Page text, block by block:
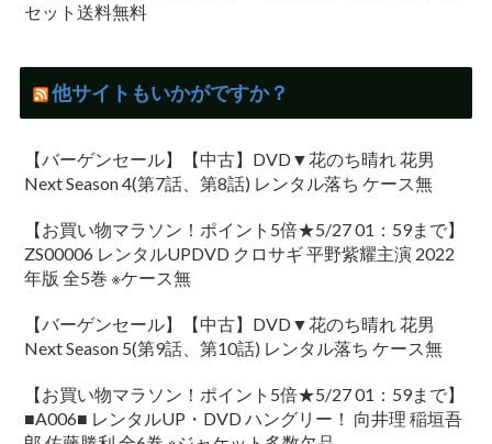
セット送料無料
他サイトもいかがですか？
【バーゲンセール】【中古】DVD▼花のち晴れ 花男
Next Season 4(第7話、第8話) レンタル落ち ケース無
【お買い物マラソン！ポイント5倍★5/27 01：59まで】
ZS00006 レンタルUPDVD クロサギ 平野紫耀主演 2022
年版 全5巻 ※ケース無
【バーゲンセール】【中古】DVD▼花のち晴れ 花男
Next Season 5(第9話、第10話) レンタル落ち ケース無
【お買い物マラソン！ポイント5倍★5/27 01：59まで】
■A006■ レンタルUP・DVD ハングリー！ 向井理 稲垣吾